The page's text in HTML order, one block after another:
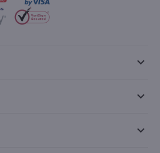
keyboard_arrow_down
keyboard_arrow_down
keyboard_arrow_down